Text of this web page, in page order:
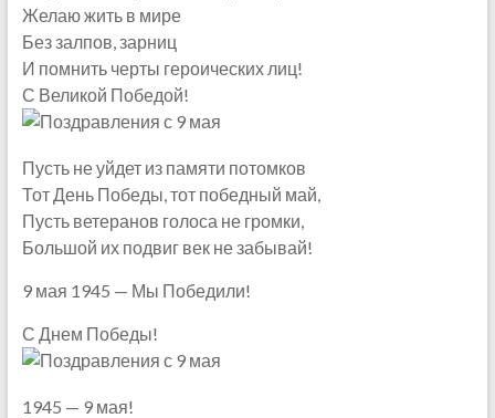
Желаю жить в мире
Без залпов, зарниц
И помнить черты героических лиц!
С Великой Победой!
Пусть не уйдет из памяти потомков
Тот День Победы, тот победный май,
Пусть ветеранов голоса не громки,
Большой их подвиг век не забывай!
9 мая 1945 — Мы Победили!
С Днем Победы!
1945 — 9 мая!